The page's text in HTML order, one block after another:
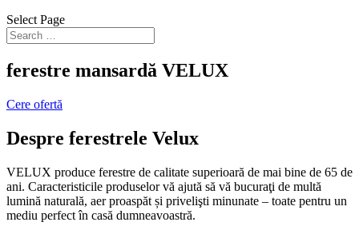
Select Page
ferestre mansardă VELUX
Cere ofertă
Despre ferestrele Velux
VELUX produce ferestre de calitate superioară de mai bine de 65 de
ani. Caracteristicile produselor vă ajută să vă bucuraţi de multă
lumină naturală, aer proaspăt și privelişti minunate – toate pentru un
mediu perfect în casă dumneavoastră.